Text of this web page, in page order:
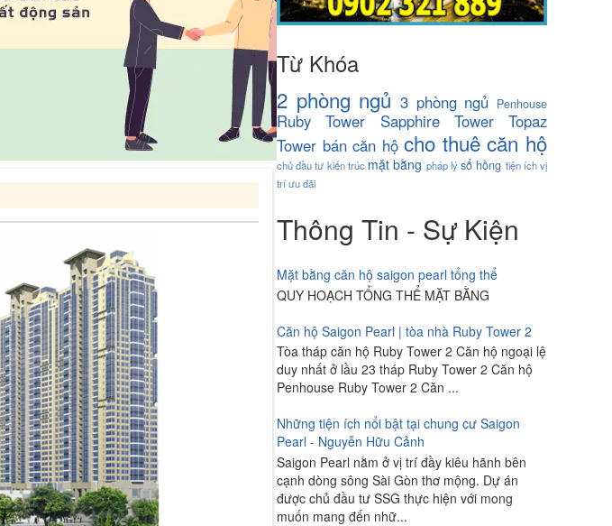
Từ Khóa
2 phòng ngủ 3 phòng ngủ Penhouse
Ruby Tower Sapphire Tower
Topaz
Tower bán căn hộ cho thuê căn hộ
chủ đầu tư kiến trúc mặt bằng pháp lý sổ hồng tiện ích vị
tríưu đãi
Thông Tin - Sự Kiện
Mặt bằng căn hộ saigon pearl tổng thể
QUY HOẠCH TỔNG THỂ MẶT BẰNG
Căn hộ Saigon Pearl | tòa nhà Ruby Tower 2
Tòa tháp căn hộ Ruby Tower 2 Căn hộ ngoại lệ
duy nhất ở lầu 23 tháp Ruby Tower 2 Căn hộ
Penhouse Ruby Tower 2 Căn ...
Những tiện ích nổi bật tại chung cư Saigon
Pearl - Nguyễn Hữu Cảnh
Saigon Pearl nằm ở vị trí đầy kiêu hãnh bên
cạnh dòng sông Sài Gòn thơ mộng. Dự án
được chủ đầu tư SSG thực hiện với mong
muốn mang đến nhữ...